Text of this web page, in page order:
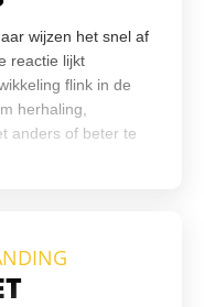
wijzen het snel af
reactie lijkt
flink in de
herhaling,
anders of beter te